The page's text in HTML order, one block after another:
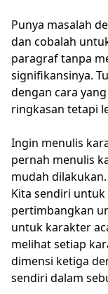
Punya masalah
dan cobalah
paragraf tanpa
signifikansinya.
dengan cara
ringkasan tetapi
Ingin menulis
pernah menulis
mudah
Kita sendiri
pertimbangkan
untuk karakter
melihat setiap
dimensi ketiga
sendiri dalam